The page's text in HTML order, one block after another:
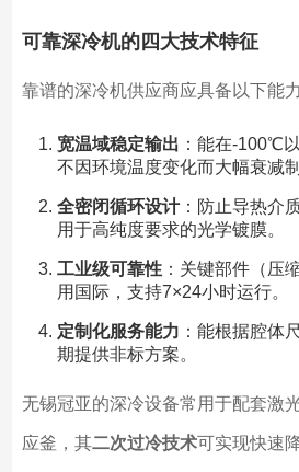
可靠深冷机的四大技术特征
靠谱的深冷机供应商应具备以下能力
宽温域稳定输出 ：能在-100℃
不因环境温度变化而大幅衰减制
全密闭循环设计：防止导热介
用于高纯度要求的光学镀膜。
工业级可靠性：关键部件（压
用国际，支持7×24小时运行。
定制化服务能力 ：能根据腔体
期提供非标方案。
无锡冠亚的深冷设备常用于配套激
应釜，其二次过冷技术可实现快速